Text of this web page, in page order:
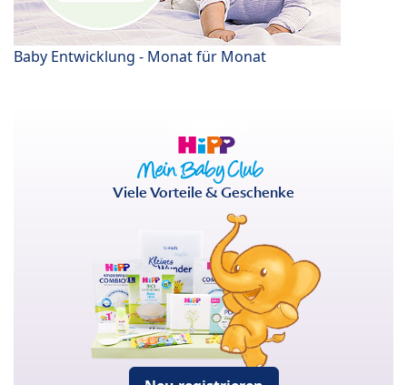
Baby Entwicklung - Monat für Monat
Viele Vorteile & Geschenke